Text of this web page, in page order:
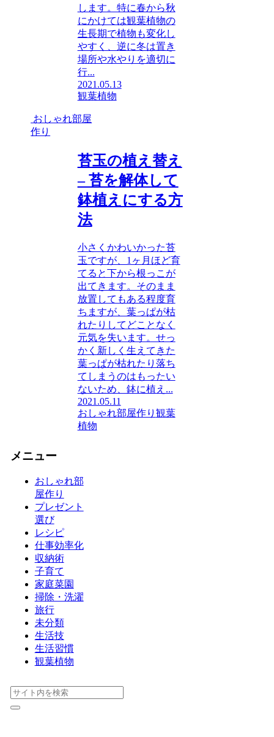
します。特に春から秋
にかけては観葉植物の
生長期で植物も変化し
やすく、逆に冬は置き
場所や水やりを適切に
行...
2021.05.13
観葉植物
おしゃれ部屋
作り
苔玉の植え替え
– 苔を解体して
鉢植えにする方
法
小さくかわいかった苔
玉ですが、1ヶ月ほど育
てると下から根っこが
出てきます。そのまま
放置してもある程度育
ちますが、葉っぱが枯
れたりしてどことなく
元気を失います。せっ
かく新しく生えてきた
葉っぱが枯れたり落ち
てしまうのはもったい
ないため、鉢に植え...
2021.05.11
おしゃれ部屋作り 観葉
植物
メニュー
おしゃれ部
屋作り
プレゼント
選び
レシピ
仕事効率化
収納術
子育て
家庭菜園
掃除・洗濯
旅行
未分類
生活技
生活習慣
観葉植物